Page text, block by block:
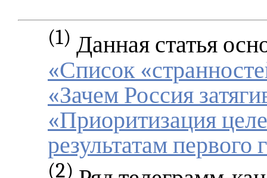
(1) Данная статья
«Список
«Зачем Россия
«Приоритизация
результатам
(2)